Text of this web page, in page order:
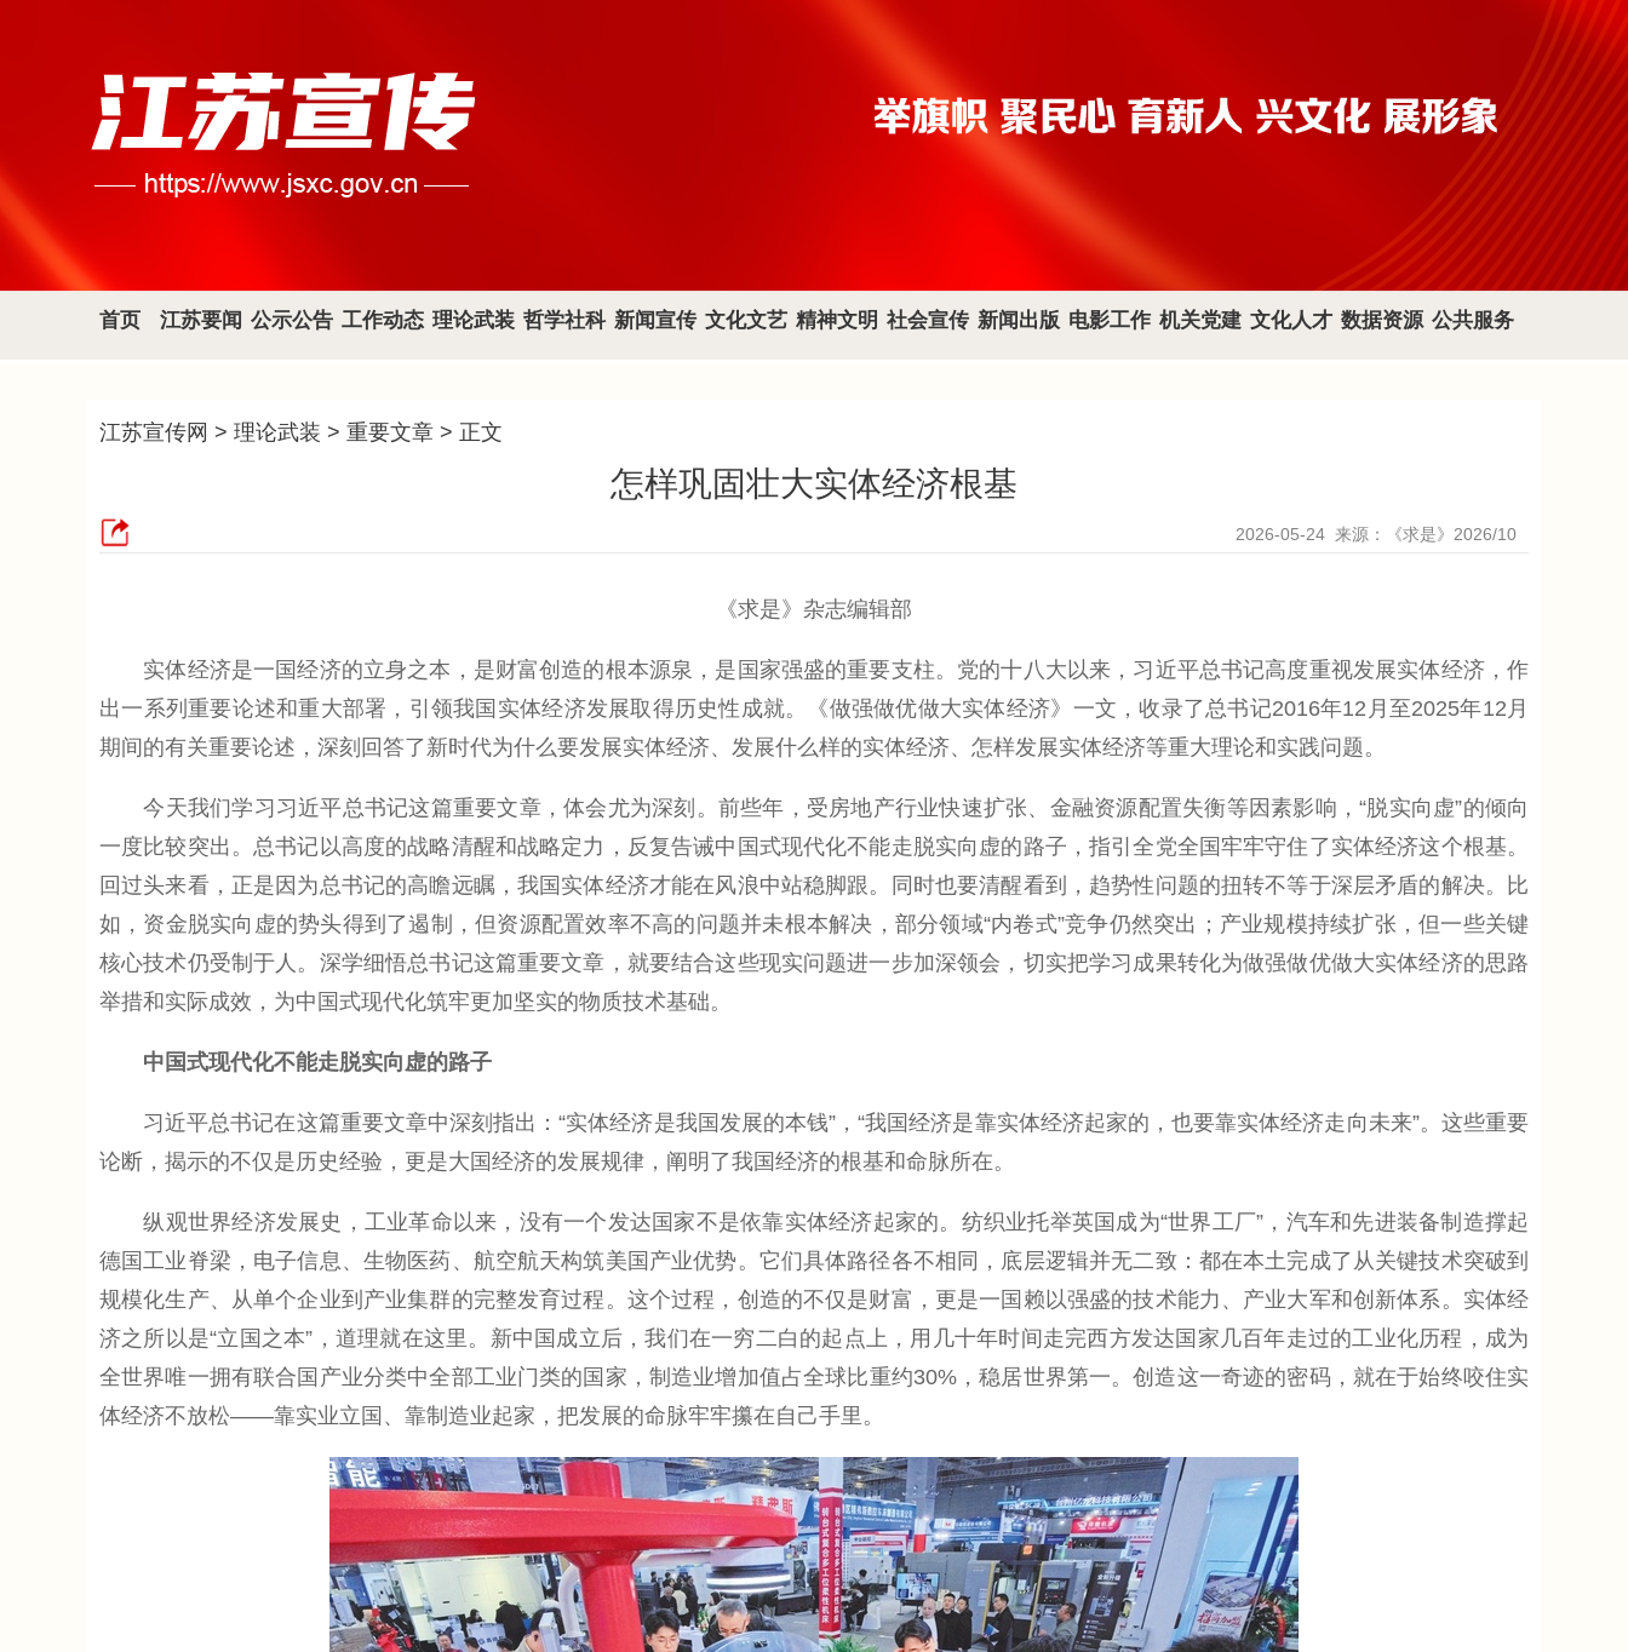
首页 江苏要闻 公示公告 工作动态 理论武装 哲学社科 新闻宣传 文化文艺 精神文明 社会宣传 新闻出版 电影工作 机关党建 文化人才 数据资源 公共服务
江苏宣传网 > 理论武装 > 重要文章 > 正文
怎样巩固壮大实体经济根基
2026-05-24 来源：《求是》2026/10
《求是》杂志编辑部
实体经济是一国经济的立身之本，是财富创造的根本源泉，是国家强盛的重要支柱。党的十八大以来，习近平总书记高度重视发展实体经济，作
出一系列重要论述和重大部署，引领我国实体经济发展取得历史性成就。《做强做优做大实体经济》一文，收录了总书记2016年12月至2025年12月
期间的有关重要论述，深刻回答了新时代为什么要发展实体经济、发展什么样的实体经济、怎样发展实体经济等重大理论和实践问题。
今天我们学习习近平总书记这篇重要文章，体会尤为深刻。前些年，受房地产行业快速扩张、金融资源配置失衡等因素影响，“脱实向虚”的倾向
一度比较突出。总书记以高度的战略清醒和战略定力，反复告诫中国式现代化不能走脱实向虚的路子，指引全党全国牢牢守住了实体经济这个根基。
回过头来看，正是因为总书记的高瞻远瞩，我国实体经济才能在风浪中站稳脚跟。同时也要清醒看到，趋势性问题的扭转不等于深层矛盾的解决。比
如，资金脱实向虚的势头得到了遏制，但资源配置效率不高的问题并未根本解决，部分领域“内卷式”竞争仍然突出；产业规模持续扩张，但一些关键
核心技术仍受制于人。深学细悟总书记这篇重要文章，就要结合这些现实问题进一步加深领会，切实把学习成果转化为做强做优做大实体经济的思路
举措和实际成效，为中国式现代化筑牢更加坚实的物质技术基础。
中国式现代化不能走脱实向虚的路子
习近平总书记在这篇重要文章中深刻指出：“实体经济是我国发展的本钱”，“我国经济是靠实体经济起家的，也要靠实体经济走向未来”。这些重要
论断，揭示的不仅是历史经验，更是大国经济的发展规律，阐明了我国经济的根基和命脉所在。
纵观世界经济发展史，工业革命以来，没有一个发达国家不是依靠实体经济起家的。纺织业托举英国成为“世界工厂”，汽车和先进装备制造撑起
德国工业脊梁，电子信息、生物医药、航空航天构筑美国产业优势。它们具体路径各不相同，底层逻辑并无二致：都在本土完成了从关键技术突破到
规模化生产、从单个企业到产业集群的完整发育过程。这个过程，创造的不仅是财富，更是一国赖以强盛的技术能力、产业大军和创新体系。实体经
济之所以是“立国之本”，道理就在这里。新中国成立后，我们在一穷二白的起点上，用几十年时间走完西方发达国家几百年走过的工业化历程，成为
全世界唯一拥有联合国产业分类中全部工业门类的国家，制造业增加值占全球比重约30%，稳居世界第一。创造这一奇迹的密码，就在于始终咬住实
体经济不放松——靠实业立国、靠制造业起家，把发展的命脉牢牢攥在自己手里。